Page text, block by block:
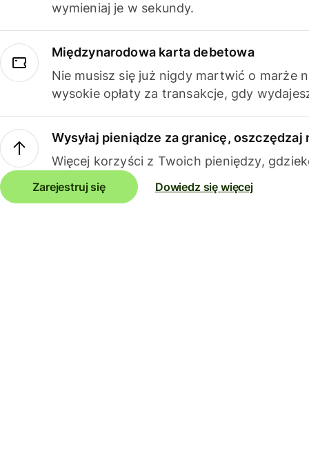
wymieniaj je w sekundy.
Międzynarodowa karta debetowa
Nie musisz się już nigdy martwić o marże
wysokie opłaty za transakcje, gdy
Wysyłaj pieniądze za granicę, oszczędzaj
Więcej korzyści z Twoich pieniędzy,
Zarejestruj się Dowiedz się więcej